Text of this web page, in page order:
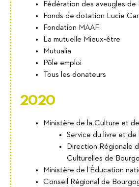
Fédération des aveugles de
Fonds de dotation Lucie
Fondation MAAF
La mutuelle Mieux-être
Mutualia
Pôle emploi
Tous les donateurs
2020
Ministère de la Culture et
Service du livre et de
Direction Régionale
Culturelles de
Ministère de l’Éducation
Conseil Régional de